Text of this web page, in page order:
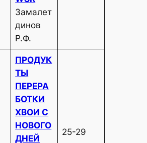
Замалет
динов
Р.Ф.
ПРОДУК
ТЫ
ПЕРЕРА
БОТКИ
ХВОИ С
НОВОГО
ДНЕЙ
25-29